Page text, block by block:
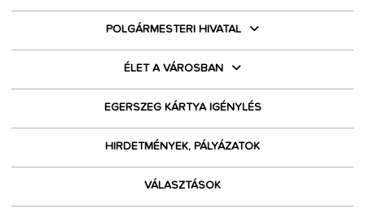
POLGÁRMESTERI HIVATAL
ÉLET A VÁROSBAN
EGERSZEG KÁRTYA IGÉNYLÉS
HIRDETMÉNYEK, PÁLYÁZATOK
VÁLASZTÁSOK